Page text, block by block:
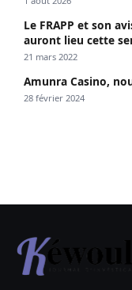
Le FRAPP et son
auront lieu cette
21 mars 2022
Amunra Casino,
28 février 2024